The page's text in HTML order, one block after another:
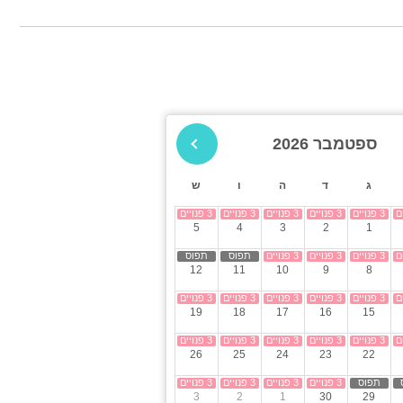
ספטמבר 2026
ג ד ה ו ש
1
2
3
4
5
8
9
10
11
12
15
16
17
18
19
22
23
24
25
26
29
30
1
2
3